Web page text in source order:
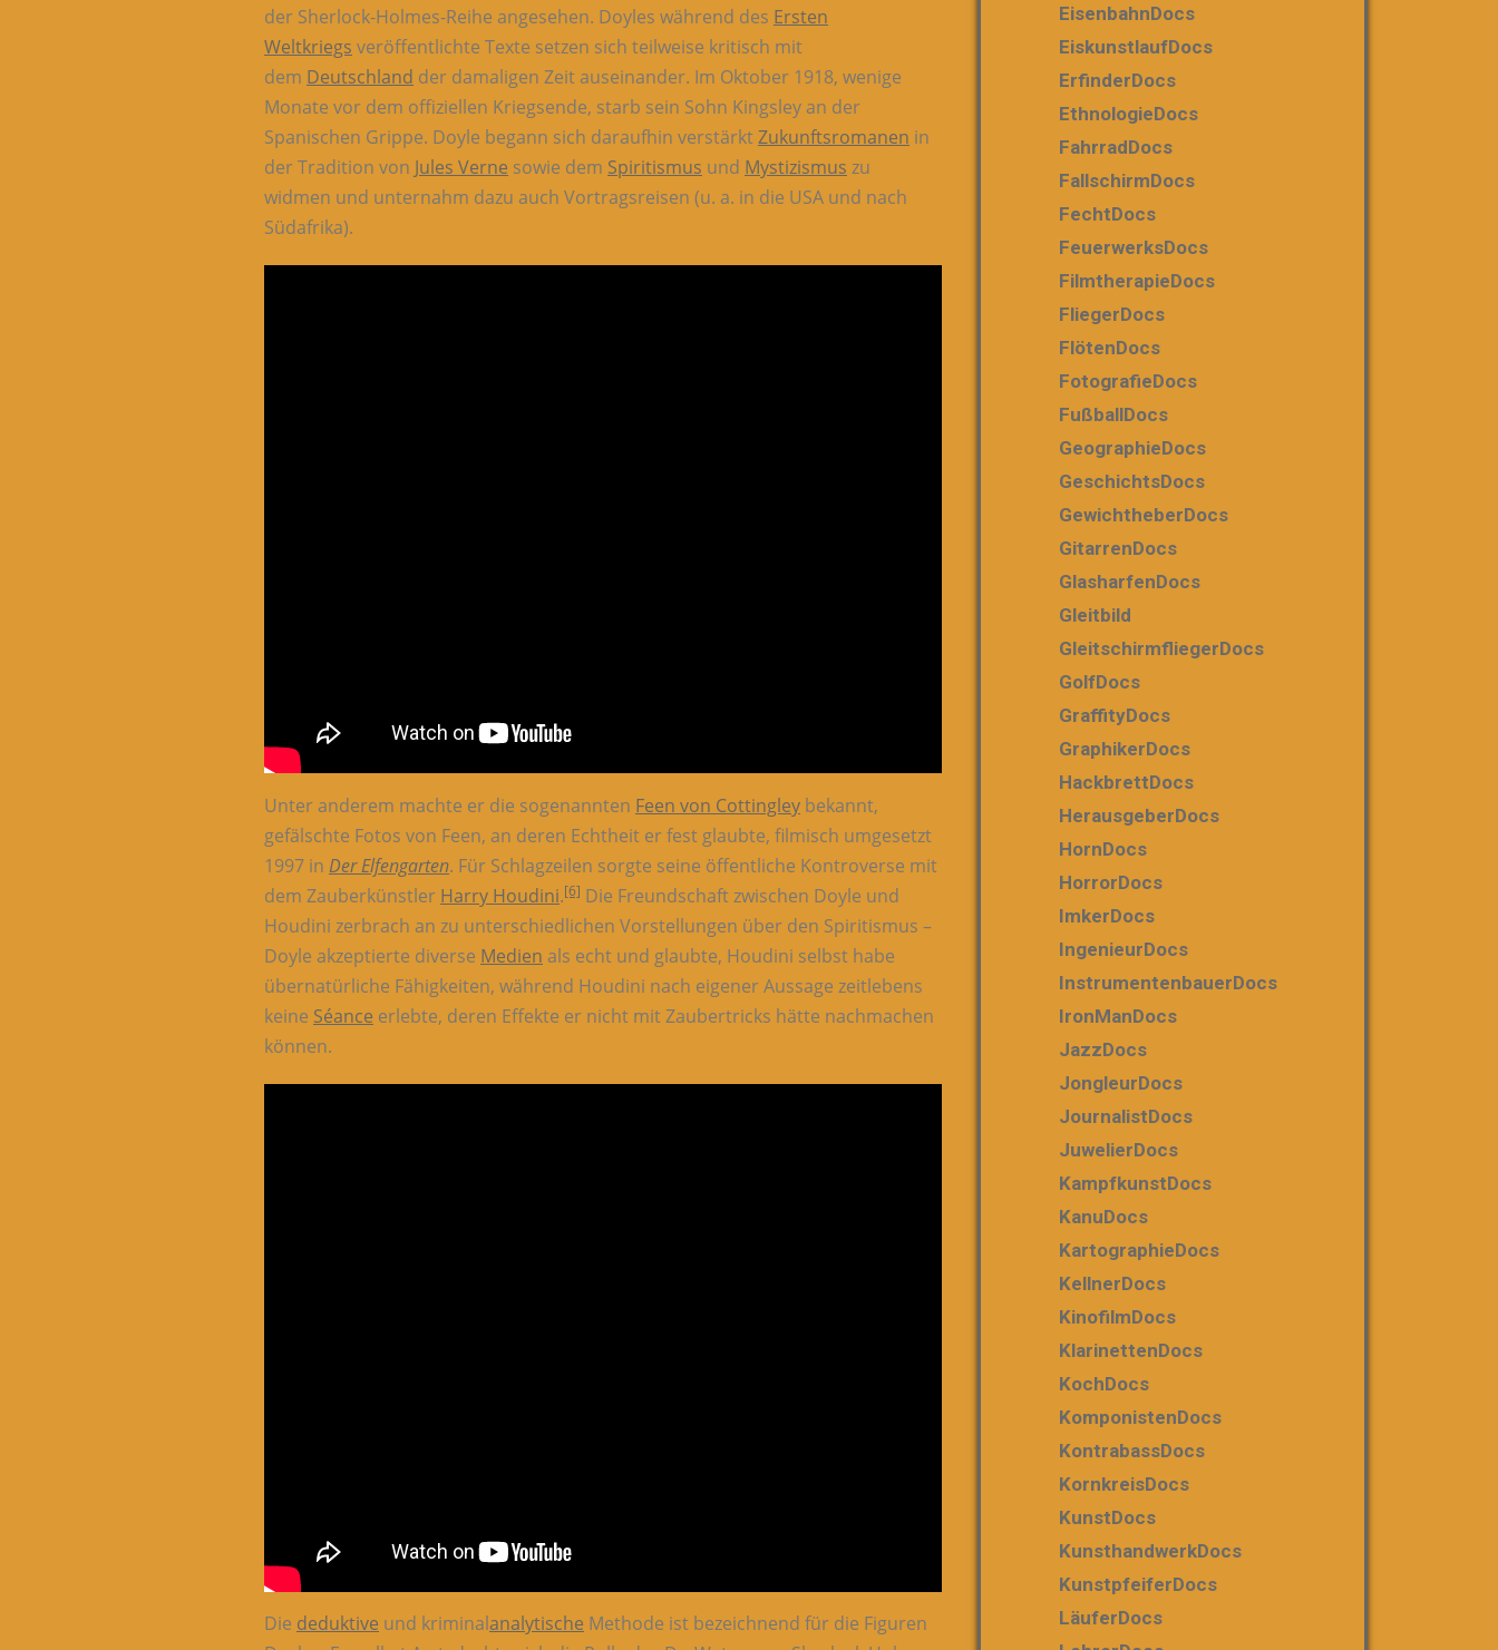
der Sherlock-Holmes-Reihe angesehen. Doyles während des Ersten
Weltkriegs veröffentlichte Texte setzen sich teilweise kritisch mit
dem Deutschland der damaligen Zeit auseinander. Im Oktober 1918, wenige
Monate vor dem offiziellen Kriegsende, starb sein Sohn Kingsley an der
Spanischen Grippe. Doyle begann sich daraufhin verstärktZukunftsromanen in
der Tradition von Jules Verne sowie dem Spiritismus und Mystizismus zu
widmen und unternahm dazu auch Vortragsreisen (u. a. in die USA und nach
Südafrika).
Unter anderem machte er die sogenannten Feen von Cottingley bekannt,
gefälschte Fotos von Feen, an deren Echtheit er fest glaubte, filmisch umgesetzt
1997 in Der Elfengarten. Für Schlagzeilen sorgte seine öffentliche Kontroverse mit
dem Zauberkünstler Harry Houdini.[6] Die Freundschaft zwischen Doyle und
Houdini zerbrach an zu unterschiedlichen Vorstellungen über den Spiritismus –
Doyle akzeptierte diverse Medien als echt und glaubte, Houdini selbst habe
übernatürliche Fähigkeiten, während Houdini nach eigener Aussage zeitlebens
keine Séance erlebte, deren Effekte er nicht mit Zaubertricks hätte nachmachen
können.
Die deduktive und kriminalanalytische Methode ist bezeichnend für die Figuren
EisenbahnDocs
EiskunstlaufDocs
ErfinderDocs
EthnologieDocs
FahrradDocs
FallschirmDocs
FechtDocs
FeuerwerksDocs
FilmtherapieDocs
FliegerDocs
FlötenDocs
FotografieDocs
FußballDocs
GeographieDocs
GeschichtsDocs
GewichtheberDocs
GitarrenDocs
GlasharfenDocs
Gleitbild
GleitschirmfliegerDocs
GolfDocs
GraffityDocs
GraphikerDocs
HackbrettDocs
HerausgeberDocs
HornDocs
HorrorDocs
ImkerDocs
IngenieurDocs
InstrumentenbauerDocs
IronManDocs
JazzDocs
JongleurDocs
JournalistDocs
JuwelierDocs
KampfkunstDocs
KanuDocs
KartographieDocs
KellnerDocs
KinofilmDocs
KlarinettenDocs
KochDocs
KomponistenDocs
KontrabassDocs
KornkreisDocs
KunstDocs
KunsthandwerkDocs
KunstpfeiferDocs
LäuferDocs